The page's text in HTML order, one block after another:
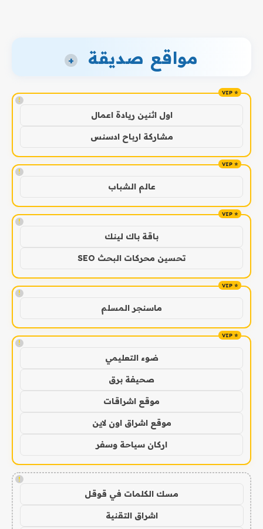
مواقع صديقة +
!
اول اثنين ريادة اعمال
مشاركة ارباح ادسنس
!
عالم الشباب
!
باقة باك لينك
تحسين محركات البحث SEO
!
ماسنجر المسلم
!
ضوء التعليمي
صحيفة برق
موقع اشراقات
موقع اشراق اون لاين
اركان سياحة وسفر
!
مسك الكلمات في قوقل
اشراق التقنية